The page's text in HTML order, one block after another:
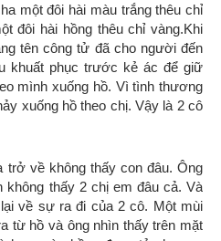
một đôi hài màu trắng thêu chỉ
đôi hài hồng thêu chỉ vàng.Khi
tên công tử đã cho người đến
khuất phục trước kẻ ác để giữ
mình xuống hồ. Vì tình thương
xuống hồ theo chị. Vậy là 2 cô
về không thấy con đâu. Ông
thấy 2 chị em đâu cả. Và
về sự ra đi của 2 cô. Một mùi
từ hồ và ông nhìn thấy trên mặt